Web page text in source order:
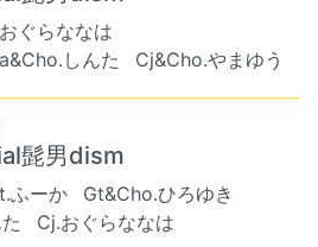
ぐらななは
しんた Cj&Cho.やまゆう
髭男dism
ふーか
Gt&Cho.ひろゆき
Cj.おぐらななは